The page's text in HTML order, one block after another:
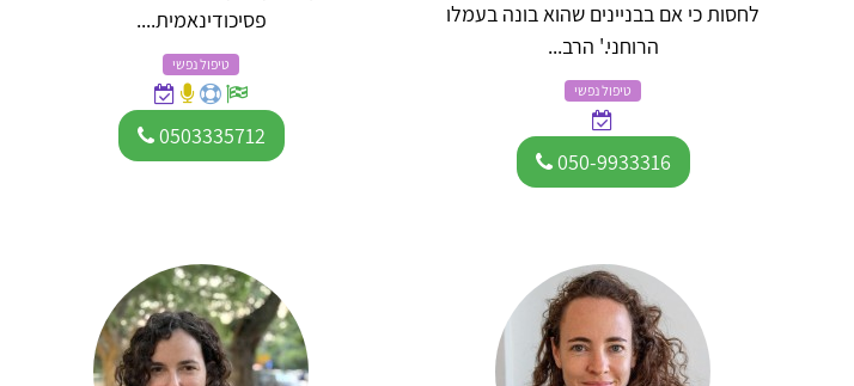
לחסות כי אם בבניינים שהוא בונה בעמלו
הרוחני.' הרב...
טיפול נפשי
050-9933316
פסיכודינאמית....
טיפול נפשי
0503335712